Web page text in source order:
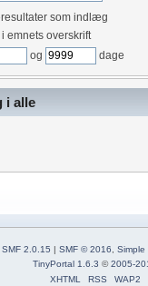
som indlæg
emnets overskrift
og dage
i alle
SMF 2.0.15 | SMF © 2016
Simple
TinyPortal 1.6.3 ©2005-
XHTML
RSS WAP2